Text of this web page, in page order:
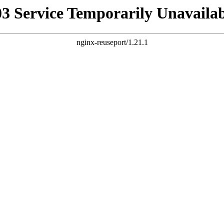
Service Temporarily
nginx-reuseport/1.21.1